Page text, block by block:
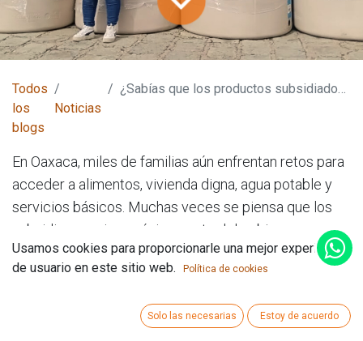
Todos
los
blogs
Noticias
¿Sabías que los productos subsidiados también llegan a Oaxaca a través de programas no gubernamentales?
En Oaxaca, miles de familias aún enfrentan retos para
acceder a alimentos, vivienda digna, agua potable y
servicios básicos. Muchas veces se piensa que los
subsidios provienen únicamente del gobierno, pero
existe otra alternativa que está marcando la
diferencia: los programas no gubernamentales de
Usamos cookies para proporcionarle una mejor experiencia
de usuario en este sitio web.
Política de cookies
Solo las necesarias Estoy de acuerdo